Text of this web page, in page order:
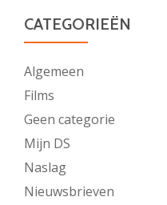
CATEGORIEËN
Algemeen
Films
Geen categorie
Mijn DS
Naslag
Nieuwsbrieven